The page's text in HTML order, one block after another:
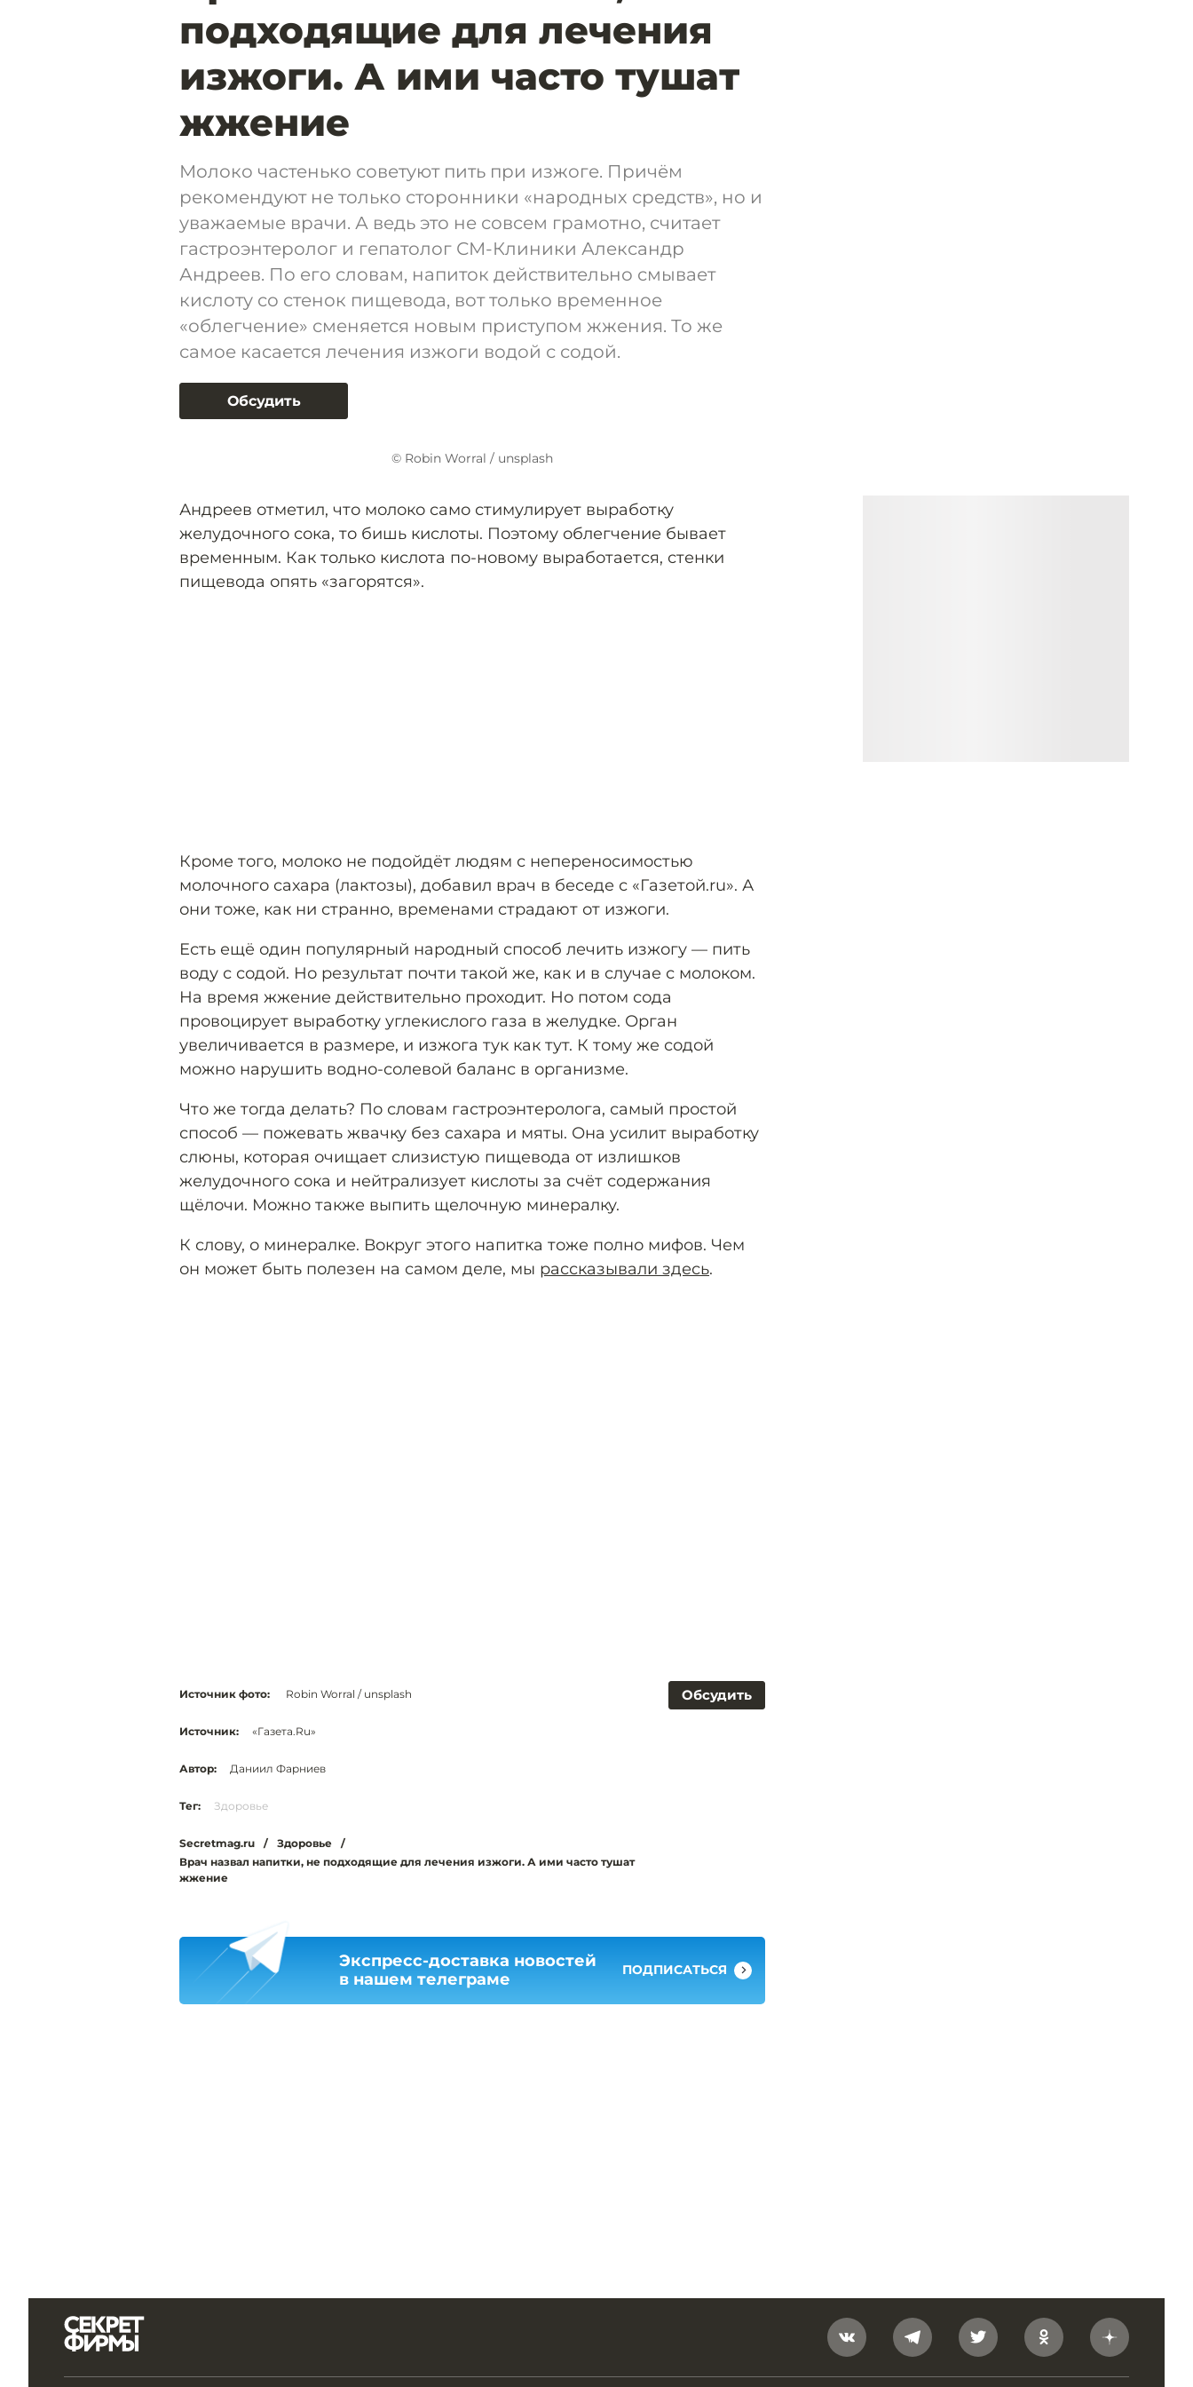
подходящие для лечения
изжоги. А ими часто тушат
жжение
Молоко частенько советуют пить при изжоге. Причём
рекомендуют не только сторонники «народных средств», но и
уважаемые врачи. А ведь это не совсем грамотно, считает
гастроэнтеролог и гепатолог СМ-Клиники Александр
Андреев. По его словам, напиток действительно смывает
кислоту со стенок пищевода, вот только временное
«облегчение» сменяется новым приступом жжения. То же
самое касается лечения изжоги водой с содой.
Обсудить
© Robin Worral / unsplash
Андреев отметил, что молоко само стимулирует выработку
желудочного сока, то бишь кислоты. Поэтому облегчение бывает
временным. Как только кислота по-новому выработается, стенки
пищевода опять «загорятся».
Кроме того, молоко не подойдёт людям с непереносимостью
молочного сахара (лактозы), добавил врач в беседе с «Газетой.ru». А
они тоже, как ни странно, временами страдают от изжоги.
Есть ещё один популярный народный способ лечить изжогу — пить
воду с содой. Но результат почти такой же, как и в случае с молоком.
На время жжение действительно проходит. Но потом сода
провоцирует выработку углекислого газа в желудке. Орган
увеличивается в размере, и изжога тук как тут. К тому же содой
можно нарушить водно-солевой баланс в организме.
Что же тогда делать? По словам гастроэнтеролога, самый простой
способ — пожевать жвачку без сахара и мяты. Она усилит выработку
слюны, которая очищает слизистую пищевода от излишков
желудочного сока и нейтрализует кислоты за счёт содержания
щёлочи. Можно также выпить щелочную минералку.
К слову, о минералке. Вокруг этого напитка тоже полно мифов. Чем
он может быть полезен на самом деле, мы рассказывали здесь.
Обсудить
Источник фото: Robin Worral / unsplash
Источник: «Газета.Ru»
Автор: Даниил Фарниев
Тег: Здоровье
Secretmag.ru / Здоровье
/
Врач назвал напитки, не подходящие для лечения изжоги. А ими часто тушат
жжение
Экспресс-доставка новостей
в нашем телеграме
ПОДПИСАТЬСЯ